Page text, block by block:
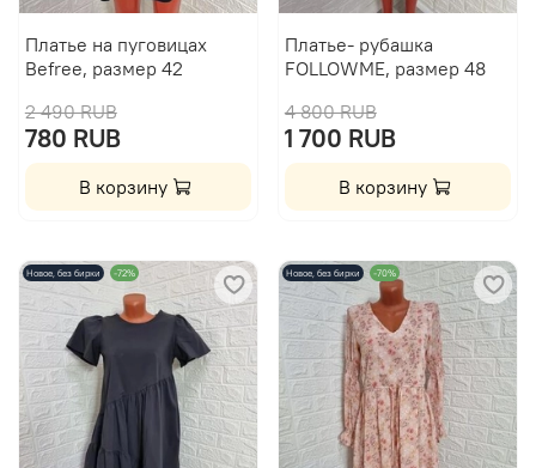
Платье на пуговицах
Befree, размер 42
2 490 RUB
780 RUB
В корзину
Платье- рубашка
FOLLOWME, размер 48
4 800 RUB
1 700 RUB
В корзину
Новое, без бирки -72% Новое, без бирки -70%